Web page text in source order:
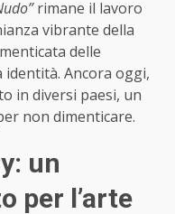
rimane il lavoro
vibrante della
delle
Ancora oggi,
in diversi paesi, un
non dimenticare.
un
per l’arte